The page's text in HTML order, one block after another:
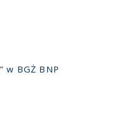
w BGŻ BNP